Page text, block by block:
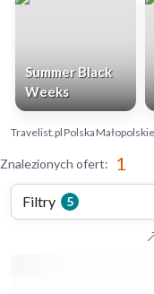
Summer Black
Weeks
Travelist.plPolskaMałopolskie
Znalezionych ofert: 1
Filtry 5